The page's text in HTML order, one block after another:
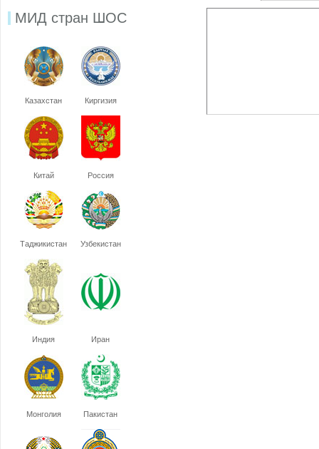
МИД стран ШОС
Казахстан Киргизия
Китай Россия
Таджикистан Узбекистан
Индия Иран
Монголия Пакистан